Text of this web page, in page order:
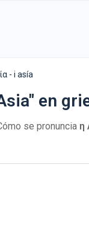
- i asía
en
se pronuncia η